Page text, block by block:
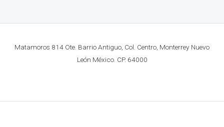
Matamoros 814 Ote. Barrio Antiguo, Col. Centro, Monterrey Nuevo
León México. CP. 64000